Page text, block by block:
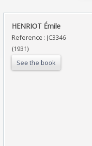
‎HENRIOT Émile‎
Reference : JC3346
(1931)
See the book